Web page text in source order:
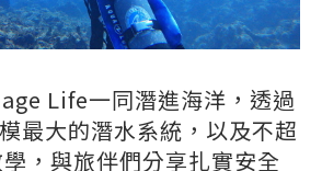
Life一同潛進海洋，透過
最大的潛水系統，以及不超
，與旅伴們分享扎實安全